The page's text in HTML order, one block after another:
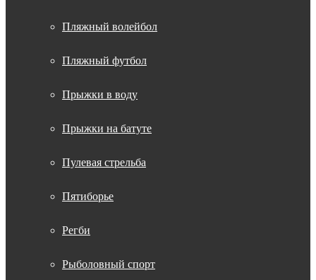
Пляжный волейбол
Пляжный футбол
Прыжки в воду
Прыжки на батуте
Пулевая стрельба
Пятиборье
Регби
Рыболовный спорт